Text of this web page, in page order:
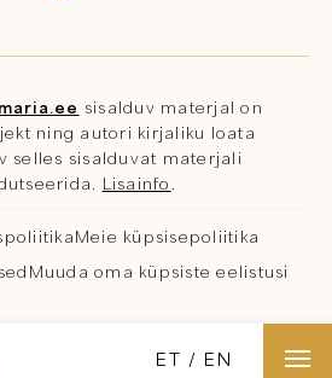
ET EN
sisalduv materjal on
ning autori kirjaliku loata
selles sisalduvat materjali
Lisainfo
Meie küpsisepoliitika
Muuda oma küpsiste eelistusi